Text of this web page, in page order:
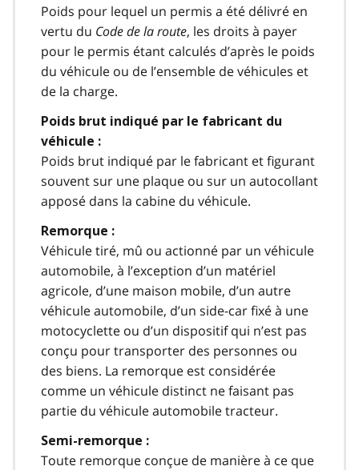
Poids pour lequel un permis a été délivré en
vertu du Code de la route, les droits à payer
pour le permis étant calculés d’après le poids
du véhicule ou de l’ensemble de véhicules et
de la charge.
Poids brut indiqué par le fabricant du
véhicule :
Poids brut indiqué par le fabricant et figurant
souvent sur une plaque ou sur un autocollant
apposé dans la cabine du véhicule.
Remorque :
Véhicule tiré, mû ou actionné par un véhicule
automobile, à l’exception d’un matériel
agricole, d’une maison mobile, d’un autre
véhicule automobile, d’un side-car fixé à une
motocyclette ou d’un dispositif qui n’est pas
conçu pour transporter des personnes ou
des biens. La remorque est considérée
comme un véhicule distinct ne faisant pas
partie du véhicule automobile tracteur.
Semi-remorque :
Toute remorque conçue de manière à ce que